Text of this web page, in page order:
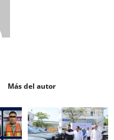
Más del autor